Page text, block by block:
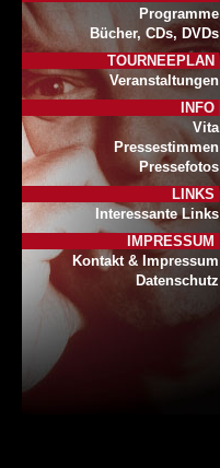
Programme
Bücher, CDs, DVDs
TOURNEEPLAN
Veranstaltungen
INFO
Vita
Pressestimmen
Pressefotos
LINKS
Interessante Links
IMPRESSUM
Kontakt & Impressum
Datenschutz